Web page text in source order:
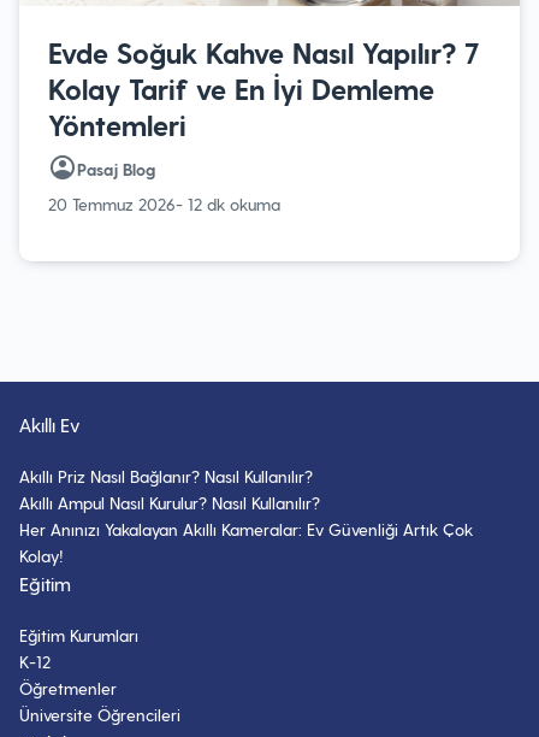
Evde Soğuk Kahve Nasıl Yapılır? 7
Kolay Tarif ve En İyi Demleme
Yöntemleri
Pasaj Blog
20 Temmuz 2026- 12 dk okuma
Akıllı Ev
Akıllı Priz Nasıl Bağlanır? Nasıl Kullanılır?
Akıllı Ampul Nasıl Kurulur? Nasıl Kullanılır?
Her Anınızı Yakalayan Akıllı Kameralar: Ev Güvenliği Artık Çok
Kolay!
Eğitim
Eğitim Kurumları
K-12
Öğretmenler
Üniversite Öğrencileri